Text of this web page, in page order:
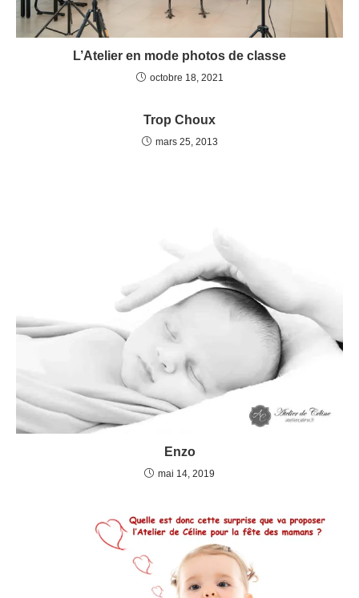
L’Atelier en mode photos de classe
octobre 18, 2021
Trop Choux
mars 25, 2013
Enzo
mai 14, 2019